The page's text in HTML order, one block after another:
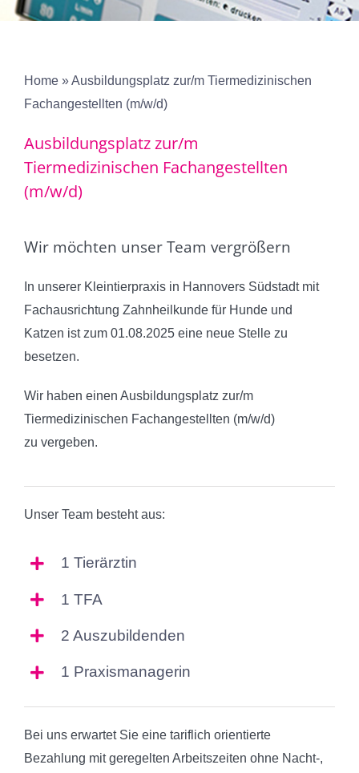
Erkrankungen
Überweisungspatienten
Kontakt
Home»Ausbildungsplatz zur/m Tiermedizinischen
Fachangestellten (m/w/d)
Ausbildungsplatz zur/m
Tiermedizinischen Fachangestellten
(m/w/d)
Wir möchten unser Team vergrößern
In unserer Kleintierpraxis in Hannovers Südstadt mit
Fachausrichtung Zahnheilkunde für Hunde und
Katzen ist zum 01.08.2025 eine neue Stelle zu
besetzen.
Wir haben einen Ausbildungsplatz zur/m
Tiermedizinischen Fachangestellten (m/w/d)
zu vergeben.
Unser Team besteht aus:
1 Tierärztin
1 TFA
2 Auszubildenden
1 Praxismanagerin
Bei uns erwartet Sie eine tariflich orientierte
Bezahlung mit geregelten Arbeitszeiten ohne Nacht-,